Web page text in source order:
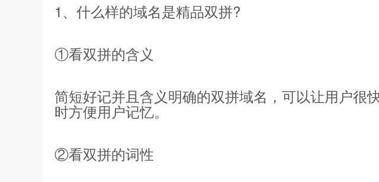
1、什么样的域名是精品双拼?
①看双拼的含义
简短好记并且含义明确的双拼域名，可以让用户很
时方便用户记忆。
②看双拼的词性